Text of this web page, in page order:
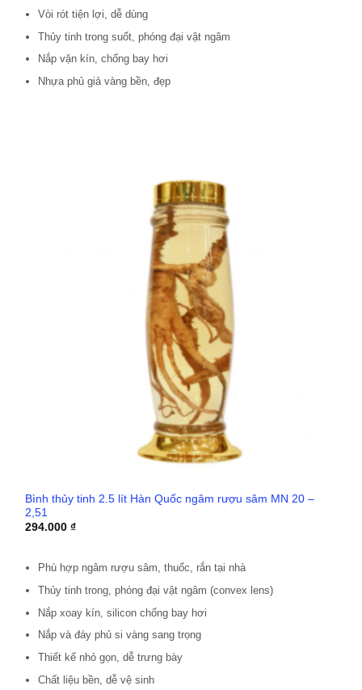
Vòi rót tiện lợi, dễ dùng
Thủy tinh trong suốt, phóng đại vật ngâm
Nắp vặn kín, chống bay hơi
Nhựa phủ giả vàng bền, đẹp
Bình thủy tinh 2.5 lít Hàn Quốc ngâm rượu sâm MN 20 –
2,51
294.000₫
Phù hợp ngâm rượu sâm, thuốc, rắn tại nhà
Thủy tinh trong, phóng đại vật ngâm (convex lens)
Nắp xoay kín, silicon chống bay hơi
Nắp và đáy phủ si vàng sang trọng
Thiết kế nhỏ gọn, dễ trưng bày
Chất liệu bền, dễ vệ sinh